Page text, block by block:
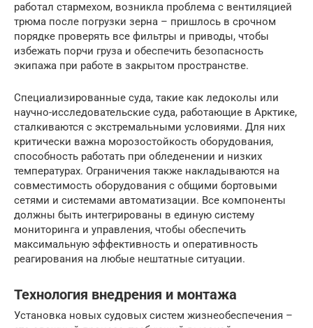
работал стармехом, возникла проблема с вентиляцией
трюма после погрузки зерна – пришлось в срочном
порядке проверять все фильтры и приводы, чтобы
избежать порчи груза и обеспечить безопасность
экипажа при работе в закрытом пространстве.
Специализированные суда, такие как ледоколы или
научно-исследовательские суда, работающие в Арктике,
сталкиваются с экстремальными условиями. Для них
критически важна морозостойкость оборудования,
способность работать при обледенении и низких
температурах. Ограничения также накладываются на
совместимость оборудования с общими бортовыми
сетями и системами автоматизации. Все компоненты
должны быть интегрированы в единую систему
мониторинга и управления, чтобы обеспечить
максимальную эффективность и оперативность
реагирования на любые нештатные ситуации.
Технология внедрения и монтажа
Установка новых судовых систем жизнеобеспечения –